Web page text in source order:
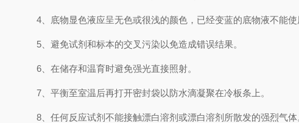
4、 底物显色液应呈无色或很浅的颜色，已经变蓝的底物液不能使
5、 避免试剂和标本的交叉污染以免造成错误结果。
6、 在储存和温育时避免强光直接照射。
7、 平衡至室温后再打开密封袋以防水滴凝聚在冷板条上。
8、 任何反应试剂不能接触漂白溶剂或漂白溶剂所散发的强烈气